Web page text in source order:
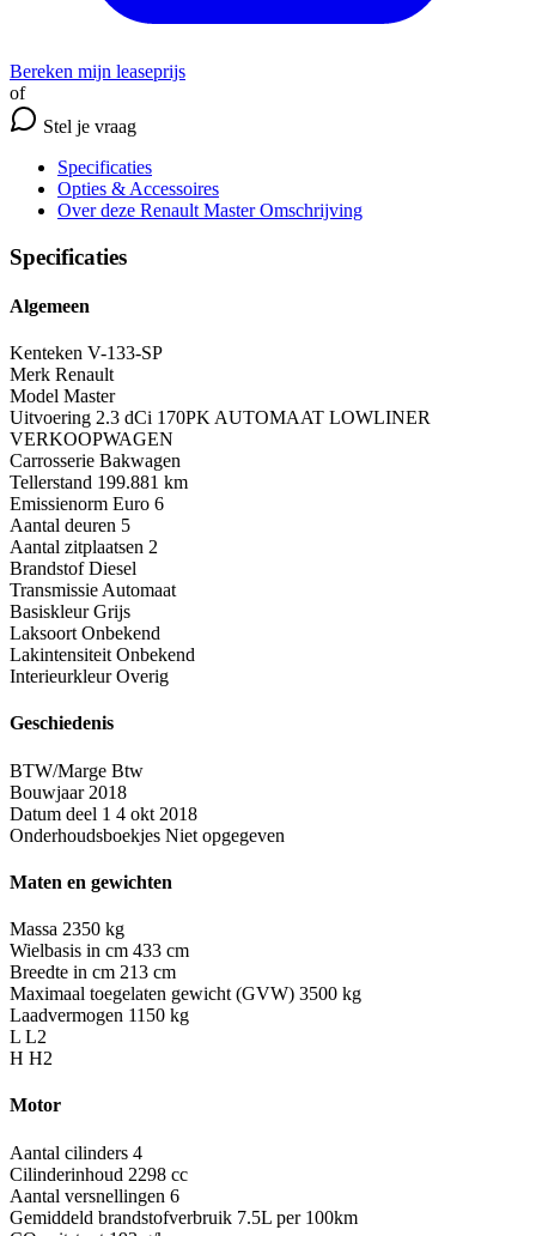
Bereken mijn leaseprijs
of
Stel je vraag
Specificaties
Opties & Accessoires
Over deze Renault Master Omschrijving
Specificaties
Algemeen
Kenteken V-133-SP
Merk Renault
Model Master
Uitvoering 2.3 dCi 170PK AUTOMAAT LOWLINER
VERKOOPWAGEN
Carrosserie Bakwagen
Tellerstand 199.881 km
Emissienorm Euro 6
Aantal deuren 5
Aantal zitplaatsen 2
Brandstof Diesel
Transmissie Automaat
Basiskleur Grijs
Laksoort Onbekend
Lakintensiteit Onbekend
Interieurkleur Overig
Geschiedenis
BTW/Marge Btw
Bouwjaar 2018
Datum deel 1 4 okt 2018
Onderhoudsboekjes Niet opgegeven
Maten en gewichten
Massa 2350 kg
Wielbasis in cm 433 cm
Breedte in cm 213 cm
Maximaal toegelaten gewicht (GVW) 3500 kg
Laadvermogen 1150 kg
L L2
H H2
Motor
Aantal cilinders 4
Cilinderinhoud 2298 cc
Aantal versnellingen 6
Gemiddeld brandstofverbruik 7.5L per 100km